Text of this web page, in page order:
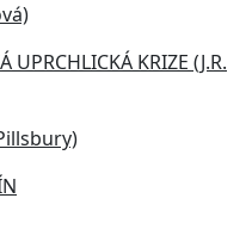
UPRCHLICKÁ KRIZE (J.R.